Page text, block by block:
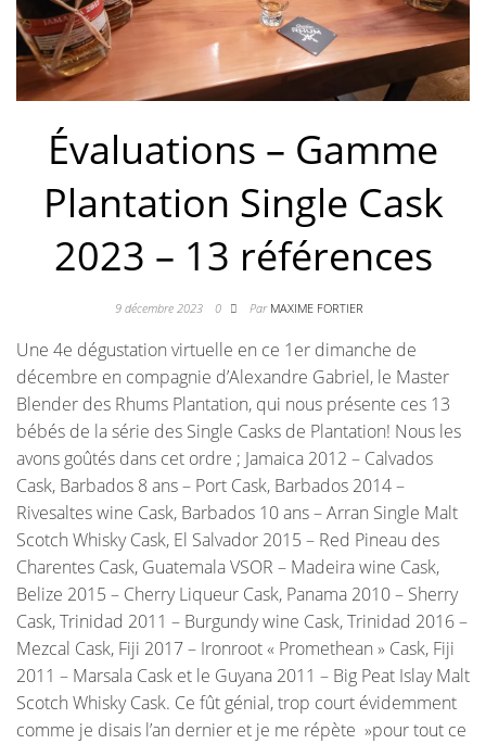
Évaluations – Gamme
Plantation Single Cask
2023 – 13 références
9 décembre 2023 0 Par MAXIME FORTIER
Une 4e dégustation virtuelle en ce 1er dimanche de
décembre en compagnie d’Alexandre Gabriel, le Master
Blender des Rhums Plantation, qui nous présente ces 13
bébés de la série des Single Casks de Plantation! Nous les
avons goûtés dans cet ordre ; Jamaica 2012 – Calvados
Cask, Barbados 8 ans – Port Cask, Barbados 2014 –
Rivesaltes wine Cask, Barbados 10 ans – Arran Single Malt
Scotch Whisky Cask, El Salvador 2015 – Red Pineau des
Charentes Cask, Guatemala VSOR – Madeira wine Cask,
Belize 2015 – Cherry Liqueur Cask, Panama 2010 – Sherry
Cask, Trinidad 2011 – Burgundy wine Cask, Trinidad 2016 –
Mezcal Cask, Fiji 2017 – Ironroot « Promethean » Cask, Fiji
2011 – Marsala Cask et le Guyana 2011 – Big Peat Islay Malt
Scotch Whisky Cask. Ce fût génial, trop court évidemment
comme je disais l’an dernier et je me répète »pour tout ce